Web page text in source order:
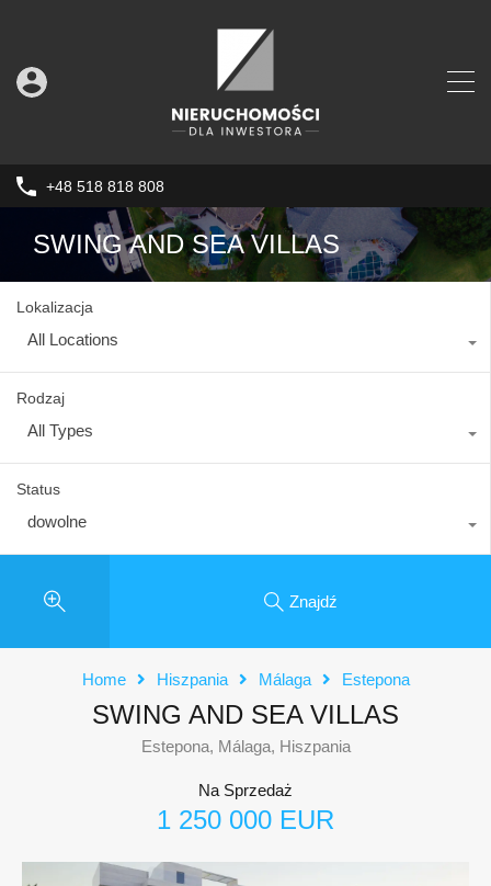
+48 518 818 808
SWING AND SEA VILLAS
Lokalizacja
All Locations
Rodzaj
All Types
Status
dowolne
Znajdź
Home Hiszpania Málaga Estepona
SWING AND SEA VILLAS
Estepona, Málaga, Hiszpania
Na Sprzedaż
1 250 000 EUR